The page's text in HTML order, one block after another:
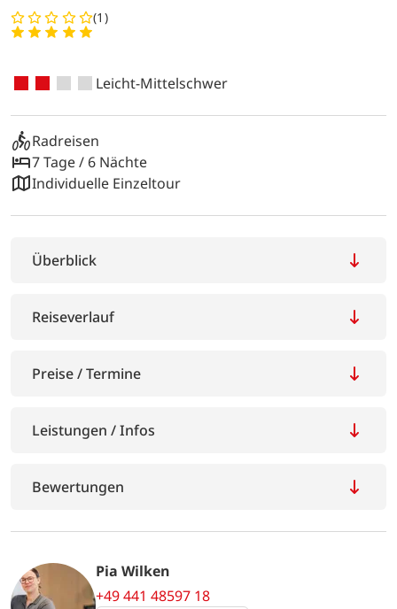
(1)
Leicht-Mittelschwer
Radreisen
7 Tage / 6 Nächte
Individuelle Einzeltour
Überblick
Reiseverlauf
Preise / Termine
Leistungen / Infos
Bewertungen
Pia Wilken
+49 441 48597 18